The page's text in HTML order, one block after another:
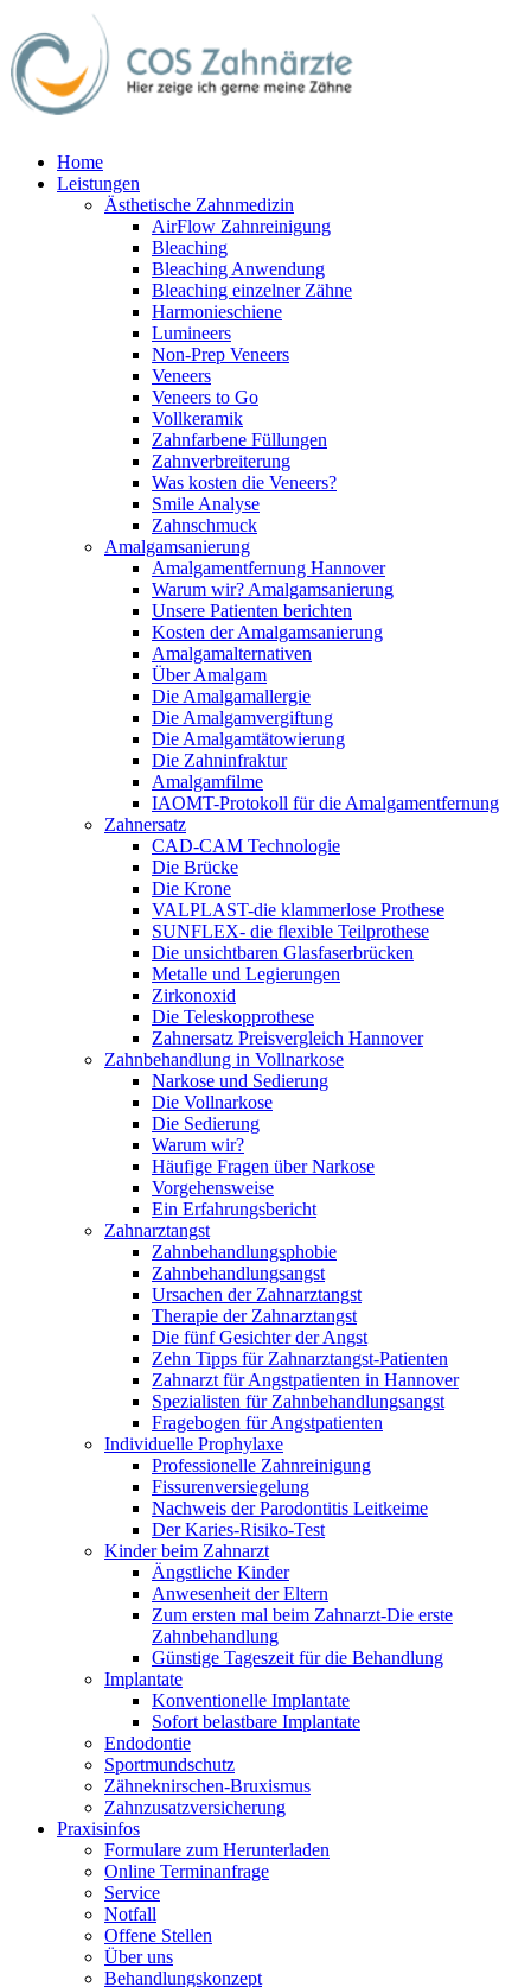
Home
Leistungen
Ästhetische Zahnmedizin
AirFlow Zahnreinigung
Bleaching
Bleaching Anwendung
Bleaching einzelner Zähne
Harmonieschiene
Lumineers
Non-Prep Veneers
Veneers
Veneers to Go
Vollkeramik
Zahnfarbene Füllungen
Zahnverbreiterung
Was kosten die Veneers?
Smile Analyse
Zahnschmuck
Amalgamsanierung
Amalgamentfernung Hannover
Warum wir? Amalgamsanierung
Unsere Patienten berichten
Kosten der Amalgamsanierung
Amalgamalternativen
Über Amalgam
Die Amalgamallergie
Die Amalgamvergiftung
Die Amalgamtätowierung
Die Zahninfraktur
Amalgamfilme
IAOMT-Protokoll für die Amalgamentfernung
Zahnersatz
CAD-CAM Technologie
Die Brücke
Die Krone
VALPLAST-die klammerlose Prothese
SUNFLEX- die flexible Teilprothese
Die unsichtbaren Glasfaserbrücken
Metalle und Legierungen
Zirkonoxid
Die Teleskopprothese
Zahnersatz Preisvergleich Hannover
Zahnbehandlung in Vollnarkose
Narkose und Sedierung
Die Vollnarkose
Die Sedierung
Warum wir?
Häufige Fragen über Narkose
Vorgehensweise
Ein Erfahrungsbericht
Zahnarztangst
Zahnbehandlungsphobie
Zahnbehandlungsangst
Ursachen der Zahnarztangst
Therapie der Zahnarztangst
Die fünf Gesichter der Angst
Zehn Tipps für Zahnarztangst-Patienten
Zahnarzt für Angstpatienten in Hannover
Spezialisten für Zahnbehandlungsangst
Fragebogen für Angstpatienten
Individuelle Prophylaxe
Professionelle Zahnreinigung
Fissurenversiegelung
Nachweis der Parodontitis Leitkeime
Der Karies-Risiko-Test
Kinder beim Zahnarzt
Ängstliche Kinder
Anwesenheit der Eltern
Zum ersten mal beim Zahnarzt-Die erste
Zahnbehandlung
Günstige Tageszeit für die Behandlung
Implantate
Konventionelle Implantate
Sofort belastbare Implantate
Endodontie
Sportmundschutz
Zähneknirschen-Bruxismus
Zahnzusatzversicherung
Praxisinfos
Formulare zum Herunterladen
Online Terminanfrage
Service
Notfall
Offene Stellen
Über uns
Behandlungskonzept